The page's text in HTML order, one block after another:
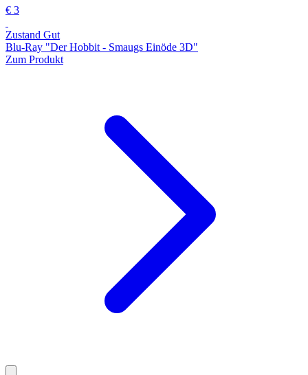
€ 3
Zustand Gut
Blu-Ray "Der Hobbit - Smaugs Einöde 3D"
Zum Produkt